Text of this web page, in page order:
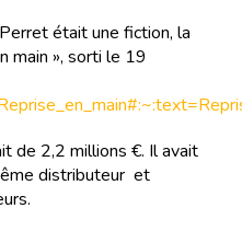
était une fiction, la
main », sorti le 19
de 2,2 millions €. Il avait
distributeur et